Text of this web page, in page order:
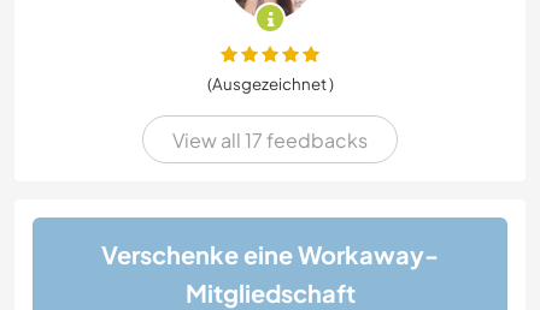
(Ausgezeichnet )
View all 17 feedbacks
Verschenke eine Workaway-
Mitgliedschaft